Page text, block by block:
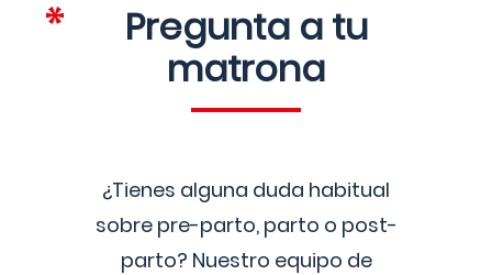
Pregunta a tu
matrona
¿Tienes alguna duda habitual
sobre pre-parto, parto o post-
parto? Nuestro equipo de